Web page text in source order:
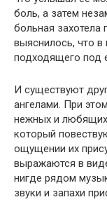
боль, а затем
больная захотела
выяснилось, что
подходящего под
И существуют
ангелами. При
нежных и любящих
который
ощущении их
выражаются в
нигде рядом
звуки и запахи